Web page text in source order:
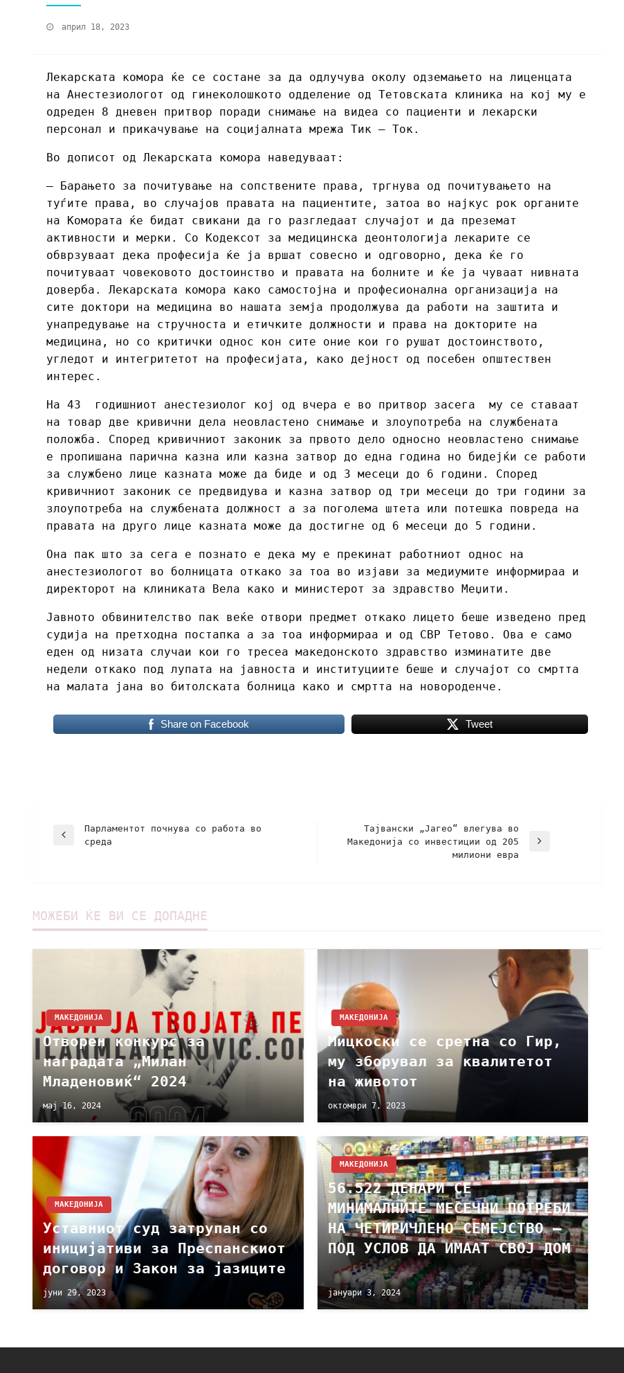
април 18, 2023
Лекарската комора ќе се состане за да одлучува околу одземањето на лиценцата
на Анестезиологот од гинеколошкото одделение од Тетовската клиника на кој му е
одреден 8 дневен притвор поради снимање на видеа со пациенти и лекарски
персонал и прикачување на социјалната мрежа Тик – Ток.
Во дописот од Лекарската комора наведуваат:
– Барањето за почитување на сопствените права, тргнува од почитувањето на
туѓите права, во случајов правата на пациентите, затоа во најкус рок органите
на Комората ќе бидат свикани да го разгледаат случајот и да преземат
активности и мерки. Со Кодексот за медицинска деонтологија лекарите се
обврзуваат дека професија ќе ја вршат совесно и одговорно, дека ќе го
почитуваат човековото достоинство и правата на болните и ќе ја чуваат нивната
доверба. Лекарската комора како самостојна и професионална организација на
сите доктори на медицина во нашата земја продолжува да работи на заштита и
унапредување на стручноста и етичките должности и права на докторите на
медицина, но со критички однос кон сите оние кои го рушат достоинството,
угледот и интегритетот на професијата, како дејност од посебен општествен
интерес.
На 43 годишниот анестезиолог кој од вчера е во притвор засега му се ставаат
на товар две кривични дела неовластено снимање и злоупотреба на службената
положба. Според кривичниот законик за првото дело односно неовластено снимање
е пропишана парична казна или казна затвор до една година но бидејќи се работи
за службено лице казната може да биде и од 3 месеци до 6 години. Според
кривичниот законик се предвидува и казна затвор од три месеци до три години за
злоупотреба на службената должност а за поголема штета или потешка повреда на
правата на друго лице казната може да достигне од 6 месеци до 5 години.
Она пак што за сега е познато е дека му е прекинат работниот однос на
анестезиологот во болницата откако за тоа во изјави за медиумите информираа и
директорот на клиниката Вела како и министерот за здравство Меџити.
Јавното обвинителство пак веќе отвори предмет откако лицето беше изведено пред
судија на претходна постапка а за тоа информираа и од СВР Тетово. Ова е само
еден од низата случаи кои го тресеа македонското здравство изминатите две
недели откако под лупата на јавноста и институциите беше и случајот со смртта
на малата јана во битолската болница како и смртта на новороденче.
Share on Facebook Tweet
Парламентот почнува со работа во
среда
Тајвански „Јагео“ влегува во
Македонија со инвестиции од 205
милиони евра
МОЖЕБИ ЌЕ ВИ СЕ ДОПАДНЕ
МАКЕДОНИЈА
Отворен конкурс за
наградата „Милан
Младеновиќ“ 2024
мај 16, 2024
МАКЕДОНИЈА
Мицкоски се сретна со Гир,
му зборувал за квалитетот
на животот
октомври 7, 2023
МАКЕДОНИЈА
Уставниот суд затрупан со
иницијативи за Преспанскиот
договор и Закон за јазиците
јуни 29, 2023
МАКЕДОНИЈА
56.522 ДЕНАРИ СЕ
МИНИМАЛНИТЕ МЕСЕЧНИ ПОТРЕБИ
НА ЧЕТИРИЧЛЕНО СЕМЕЈСТВО –
ПОД УСЛОВ ДА ИМААТ СВОЈ ДОМ
јануари 3, 2024